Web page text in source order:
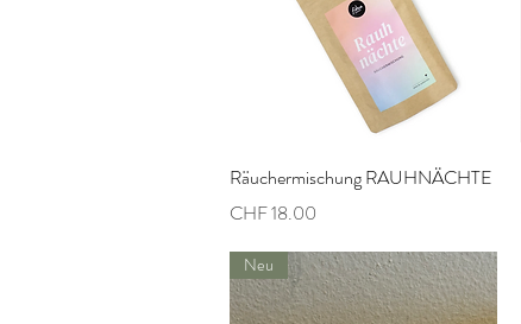
Schnellansicht
Räuchermischung RAUHNÄCHTE
Preis
CHF 18.00
Neu